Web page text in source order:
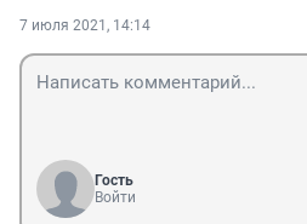
7 июля 2021, 14:14
Гость
Войти